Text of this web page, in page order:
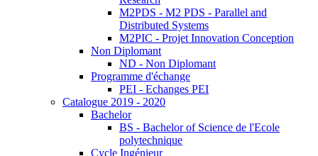
M2PDS - M2 PDS - Parallel and
Distributed Systems
M2PIC - Projet Innovation Conception
Non Diplomant
ND - Non Diplomant
Programme d'échange
PEI - Echanges PEI
Catalogue 2019 - 2020
Bachelor
BS - Bachelor of Science de l'Ecole
polytechnique
Cycle Ingénieur